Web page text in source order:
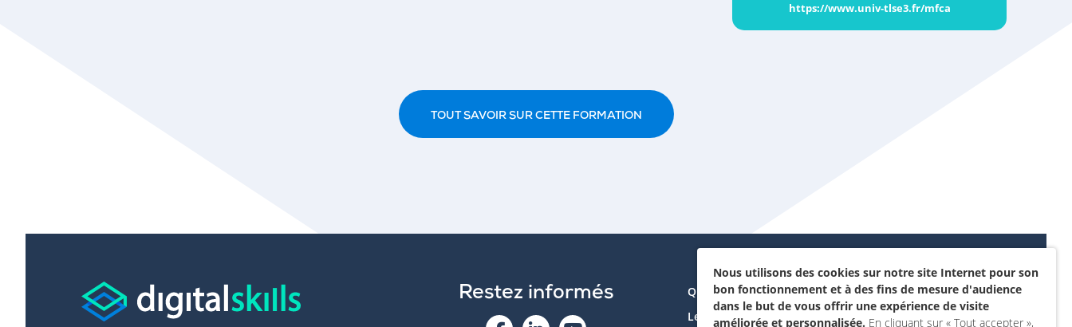
https://www.univ-tlse3.fr/mfca
TOUT SAVOIR SUR CETTE FORMATION
Restez informés
Qui sommes-nous ?
Le projet
Données personnelles et
cookies
Nous utilisons des cookies sur notre site Internet pour son
bon fonctionnement et à des fins de mesure d'audience
dans le but de vous offrir une expérience de visite
améliorée et personnalisée. En cliquant sur « Tout accepter »,